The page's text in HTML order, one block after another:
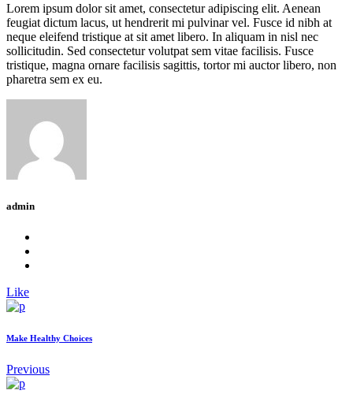
Lorem ipsum dolor sit amet, consectetur adipiscing elit. Aenean
feugiat dictum lacus, ut hendrerit mi pulvinar vel. Fusce id nibh at
neque eleifend tristique at sit amet libero. In aliquam in nisl nec
sollicitudin. Sed consectetur volutpat sem vitae facilisis. Fusce
tristique, magna ornare facilisis sagittis, tortor mi auctor libero, non
pharetra sem ex eu.
admin
Like
Make Healthy Choices
Previous